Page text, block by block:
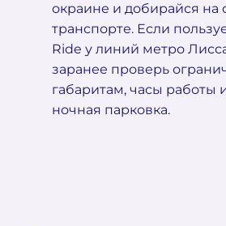
окраине и добирайся на
транспорте. Если
Ride у линий метро
заранее проверь
габаритам, часы работы
ночная парковка.